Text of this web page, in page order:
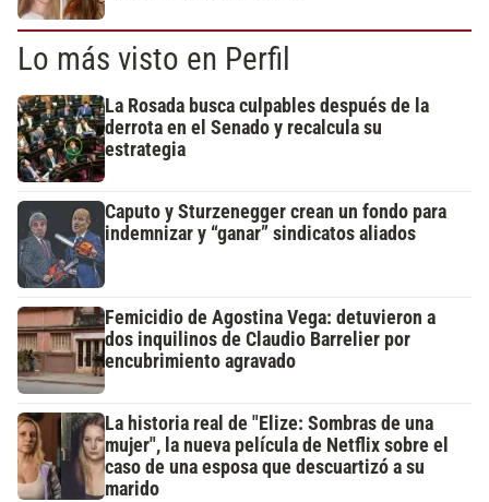
Lo más visto en Perfil
La Rosada busca culpables después de la
derrota en el Senado y recalcula su
estrategia
Caputo y Sturzenegger crean un fondo para
indemnizar y “ganar” sindicatos aliados
Femicidio de Agostina Vega: detuvieron a
dos inquilinos de Claudio Barrelier por
encubrimiento agravado
La historia real de "Elize: Sombras de una
mujer", la nueva película de Netflix sobre el
caso de una esposa que descuartizó a su
marido